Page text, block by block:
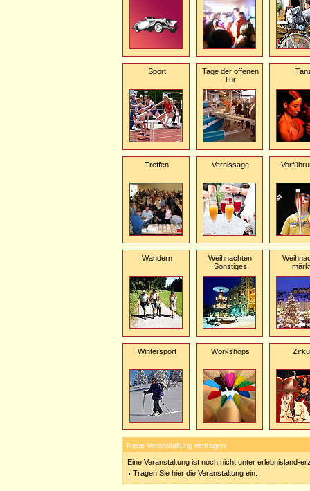
Sport
Tage der offenen
Tür
Treffen Vernissage
Wandern
Weihnachten
Sonstiges
Wintersport Workshops
Neue Veranstaltung eintragen
Eine Veranstaltung ist noch nicht unter erlebnisland-
Tragen Sie hier die Veranstaltung ein.